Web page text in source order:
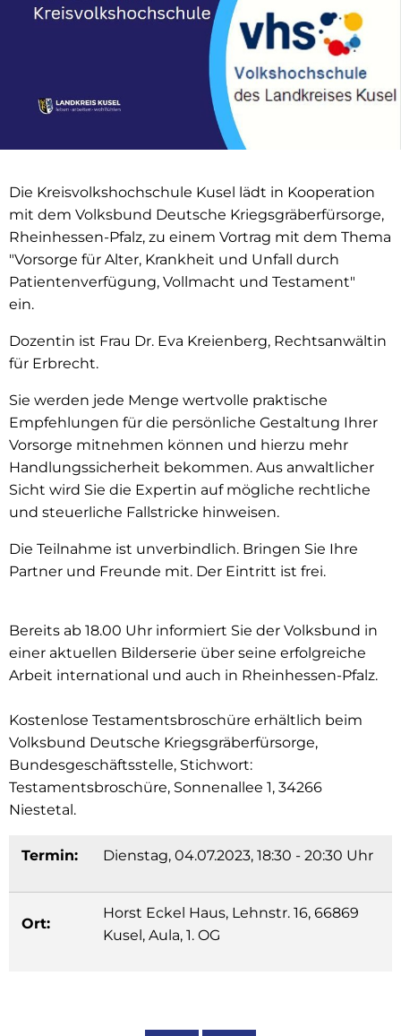
Die Kreisvolkshochschule Kusel lädt in Kooperation
mit dem Volksbund Deutsche Kriegsgräberfürsorge,
Rheinhessen-Pfalz, zu einem Vortrag mit dem Thema
"Vorsorge für Alter, Krankheit und Unfall durch
Patientenverfügung, Vollmacht und Testament"
ein.
Dozentin ist Frau Dr. Eva Kreienberg, Rechtsanwältin
für Erbrecht.
Sie werden jede Menge wertvolle praktische
Empfehlungen für die persönliche Gestaltung Ihrer
Vorsorge mitnehmen können und hierzu mehr
Handlungssicherheit bekommen. Aus anwaltlicher
Sicht wird Sie die Expertin auf mögliche rechtliche
und steuerliche Fallstricke hinweisen.
Die Teilnahme ist unverbindlich. Bringen Sie Ihre
Partner und Freunde mit. Der Eintritt ist frei.
Bereits ab 18.00 Uhr informiert Sie der Volksbund in
einer aktuellen Bilderserie über seine erfolgreiche
Arbeit international und auch in Rheinhessen-Pfalz.
Kostenlose Testamentsbroschüre erhältlich beim
Volksbund Deutsche Kriegsgräberfürsorge,
Bundesgeschäftsstelle, Stichwort:
Testamentsbroschüre, Sonnenallee 1, 34266
Niestetal.
Termin: Dienstag, 04.07.2023, 18:30 - 20:30 Uhr
Ort:
Horst Eckel Haus, Lehnstr. 16, 66869
Kusel, Aula, 1. OG